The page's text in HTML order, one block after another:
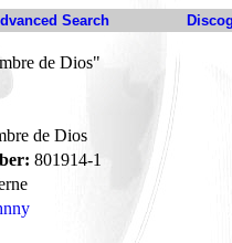
Search
de Dios"
de Dios
801914-1